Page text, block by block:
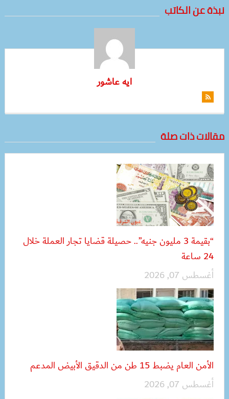
نبذة عن الكاتب
ايه عاشور
مقالات ذات صلة
“بقيمة 3 مليون جنيه”.. حصيلة قضايا تجار العملة خلال
24 ساعة
أغسطس 07, 2026
الأمن العام يضبط 15 طن من الدقيق الأبيض المدعم
أغسطس 07, 2026